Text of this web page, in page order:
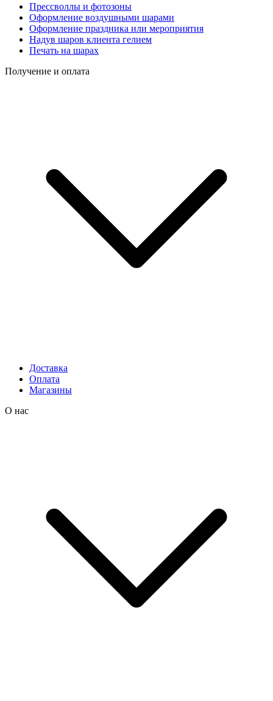
Прессволлы и фотозоны
Оформление воздушными шарами
Оформление праздника или мероприятия
Надув шаров клиента гелием
Печать на шарах
Получение и оплата
Доставка
Оплата
Магазины
О нас